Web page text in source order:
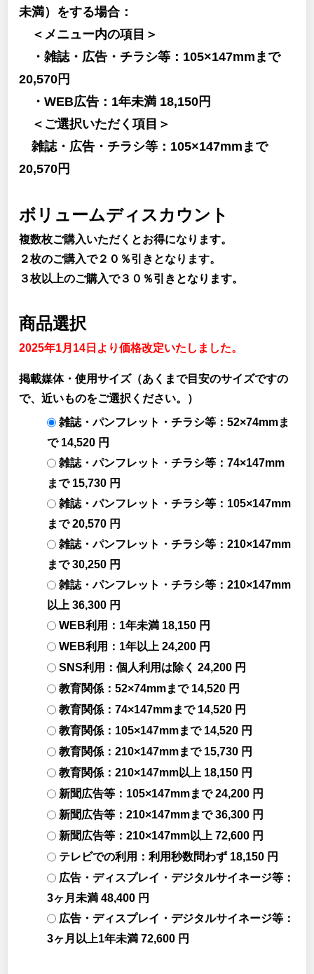
未満）をする場合：
＜メニュー内の項目＞
・雑誌・広告・チラシ等：105×147mmまで
20,570円
・WEB広告：1年未満 18,150円
＜ご選択いただく項目＞
雑誌・広告・チラシ等：105×147mmまで
20,570円
ボリュームディスカウント
複数枚ご購入いただくとお得になります。
２枚のご購入で２０％引きとなります。
３枚以上のご購入で３０％引きとなります。
商品選択
2025年1月14日より価格改定いたしました。
掲載媒体・使用サイズ（あくまで目安のサイズですの
で、近いものをご選択ください。）
雑誌・パンフレット・チラシ等：52×74mmま
で 14,520 円
雑誌・パンフレット・チラシ等：74×147mm
まで 15,730 円
雑誌・パンフレット・チラシ等：105×147mm
まで 20,570 円
雑誌・パンフレット・チラシ等：210×147mm
まで 30,250 円
雑誌・パンフレット・チラシ等：210×147mm
以上 36,300 円
WEB利用：1年未満 18,150 円
WEB利用：1年以上 24,200 円
SNS利用：個人利用は除く 24,200 円
教育関係：52×74mmまで 14,520 円
教育関係：74×147mmまで 14,520 円
教育関係：105×147mmまで 14,520 円
教育関係：210×147mmまで 15,730 円
教育関係：210×147mm以上 18,150 円
新聞広告等：105×147mmまで 24,200 円
新聞広告等：210×147mmまで 36,300 円
新聞広告等：210×147mm以上 72,600 円
テレビでの利用：利用秒数問わず 18,150 円
広告・ディスプレイ・デジタルサイネージ等：
3ヶ月未満 48,400 円
広告・ディスプレイ・デジタルサイネージ等：
3ヶ月以上1年未満 72,600 円